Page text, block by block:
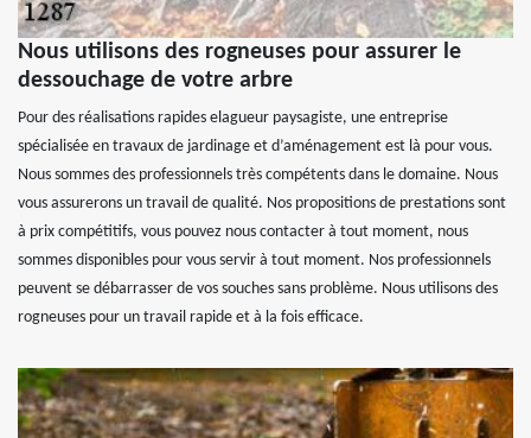
Nous utilisons des rogneuses pour assurer le
dessouchage de votre arbre
Pour des réalisations rapides elagueur paysagiste, une entreprise
spécialisée en travaux de jardinage et d’aménagement est là pour vous.
Nous sommes des professionnels très compétents dans le domaine. Nous
vous assurerons un travail de qualité. Nos propositions de prestations sont
à prix compétitifs, vous pouvez nous contacter à tout moment, nous
sommes disponibles pour vous servir à tout moment. Nos professionnels
peuvent se débarrasser de vos souches sans problème. Nous utilisons des
rogneuses pour un travail rapide et à la fois efficace.